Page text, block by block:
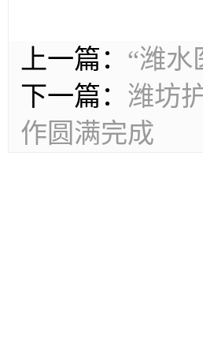
上一篇： “潍水
下一篇： 潍坊
作圆满完成